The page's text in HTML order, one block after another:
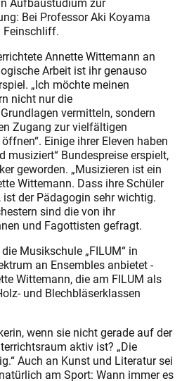
Bei Professor Aki Koyama
Feinschliff.
Annette Wittemann an
Arbeit ist ihr genauso
„Ich möchte meinen
nicht nur die
vermitteln, sondern
Zugang zur vielfältigen
Einige ihrer Eleven haben
musiziert“ Bundespreise erspielt,
geworden. „Musizieren ist ein
Wittemann. Dass ihre Schüler
der Pädagogin sehr wichtig.
sind die von ihr
und Fagottisten gefragt.
Musikschule „FILUM“ in
an Ensembles anbietet -
Wittemann, die am FILUM als
und Blechbläserklassen
wenn sie nicht gerade auf der
aktiv ist? „Die
Auch an Kunst und Literatur sei
am Sport: Wann immer es